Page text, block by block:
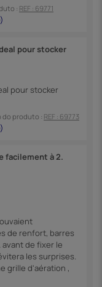
: REF : 69771
pour stocker
pour stocker
do produto : REF : 69773
facilement à 2.
de renfort, barres
de fixer le
les surprises.
grille d'aération ,